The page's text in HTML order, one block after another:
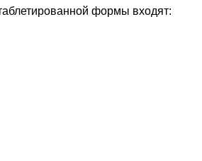
формы входят: